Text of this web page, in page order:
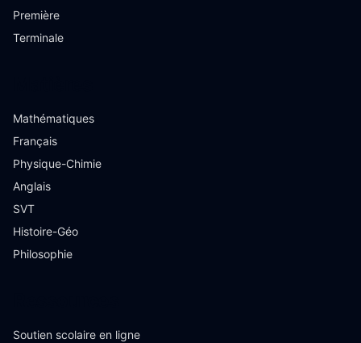
Première
Terminale
Mathématiques
Français
Physique-Chimie
Anglais
SVT
Histoire-Géo
Philosophie
Soutien scolaire en ligne